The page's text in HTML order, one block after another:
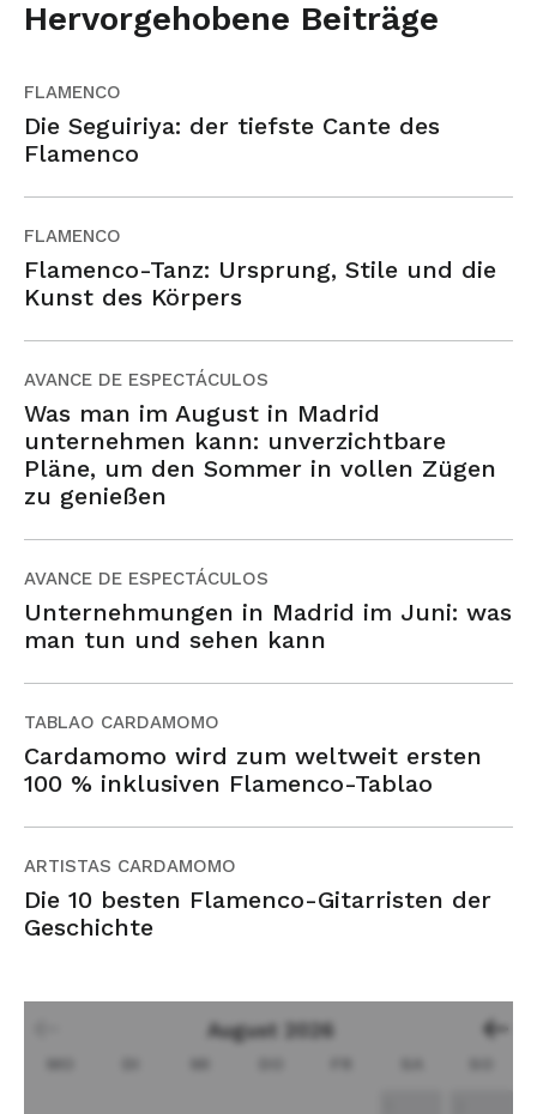
Hervorgehobene Beiträge
FLAMENCO
Die Seguiriya: der tiefste Cante des
Flamenco
FLAMENCO
Flamenco-Tanz: Ursprung, Stile und die
Kunst des Körpers
AVANCE DE ESPECTÁCULOS
Was man im August in Madrid
unternehmen kann: unverzichtbare
Pläne, um den Sommer in vollen Zügen
zu genießen
AVANCE DE ESPECTÁCULOS
Unternehmungen in Madrid im Juni: was
man tun und sehen kann
TABLAO CARDAMOMO
Cardamomo wird zum weltweit ersten
100 % inklusiven Flamenco-Tablao
ARTISTAS CARDAMOMO
Die 10 besten Flamenco-Gitarristen der
Geschichte